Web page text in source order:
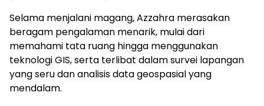
Selama menjalani magang, Azzahra merasakan
beragam pengalaman menarik, mulai dari
memahami tata ruang hingga menggunakan
teknologi GIS, serta terlibat dalam survei lapangan
yang seru dan analisis data geospasial yang
mendalam.